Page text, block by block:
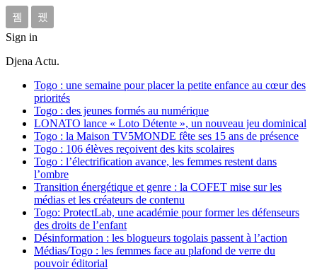
Sign in
Djena Actu.
Togo : une semaine pour placer la petite enfance au cœur des
priorités
Togo : des jeunes formés au numérique
LONATO lance « Loto Détente », un nouveau jeu dominical
Togo : la Maison TV5MONDE fête ses 15 ans de présence
Togo : 106 élèves reçoivent des kits scolaires
Togo : l’électrification avance, les femmes restent dans
l’ombre
Transition énergétique et genre : la COFET mise sur les
médias et les créateurs de contenu
Togo: ProtectLab, une académie pour former les défenseurs
des droits de l’enfant
Désinformation : les blogueurs togolais passent à l’action
Médias/Togo : les femmes face au plafond de verre du
pouvoir éditorial